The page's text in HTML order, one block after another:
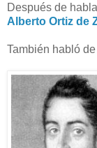
Después de
Alberto Ortiz de
También habló